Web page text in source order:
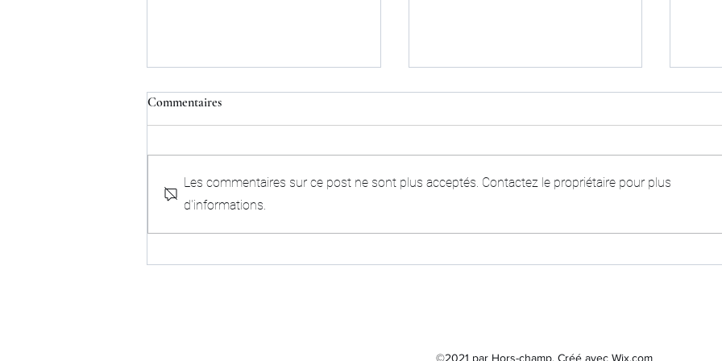
Commentaires
Les commentaires sur ce post ne sont plus acceptés. Contactez le propriétaire pour plus
d'informations.
©2021 par Hors-champ. Créé avec Wix.com